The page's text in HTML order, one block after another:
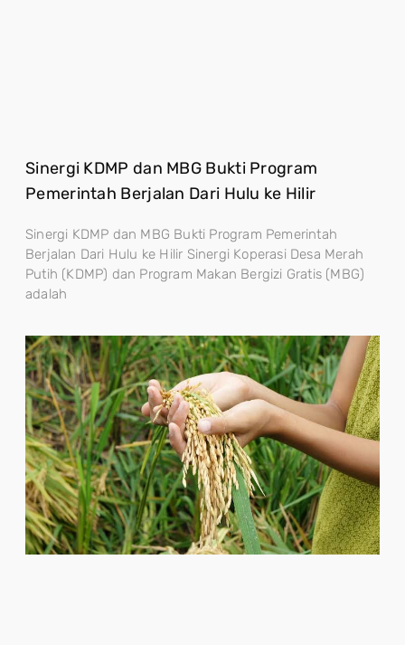
Sinergi KDMP dan MBG Bukti Program
Pemerintah Berjalan Dari Hulu ke Hilir
Sinergi KDMP dan MBG Bukti Program Pemerintah
Berjalan Dari Hulu ke Hilir Sinergi Koperasi Desa Merah
Putih (KDMP) dan Program Makan Bergizi Gratis (MBG)
adalah